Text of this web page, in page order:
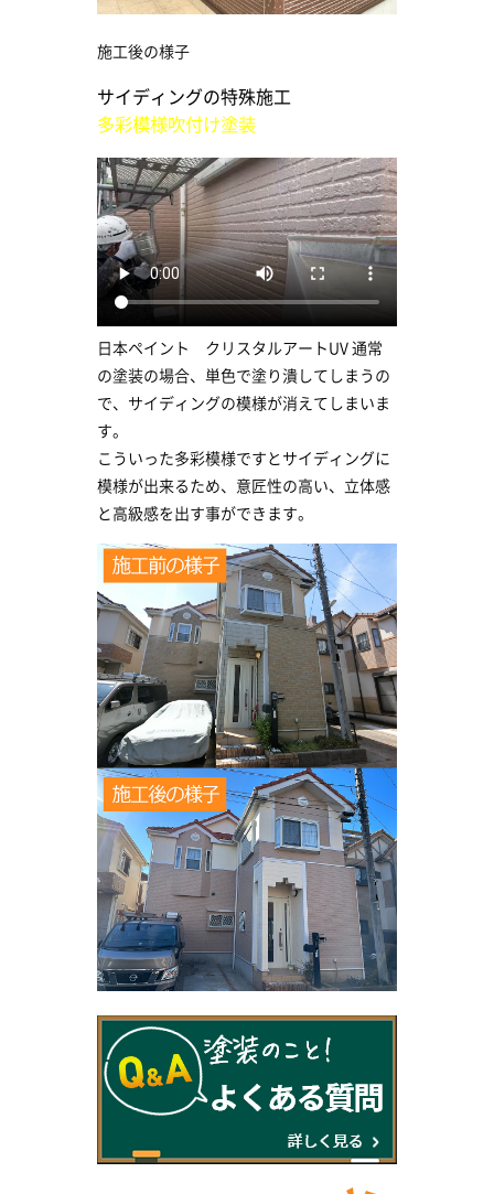
施工後の様子
サイディングの特殊施工
多彩模様吹付け塗装
日本ペイント クリスタルアートUV 通常
の塗装の場合、単色で塗り潰してしまうの
で、サイディングの模様が消えてしまいま
す。
こういった多彩模様ですとサイディングに
模様が出来るため、意匠性の高い、立体感
と高級感を出す事ができます。